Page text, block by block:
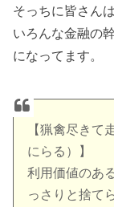
そっちに皆さん
いろんな金融の
になってます。
【猟禽尽きて
にらる）】
利用価値のあ
っさりと捨て